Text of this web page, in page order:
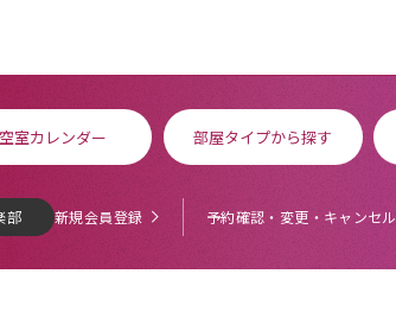
空室カレンダー 部屋タイプから探す
部 新規会員登録 予約確認・変更・キャンセル